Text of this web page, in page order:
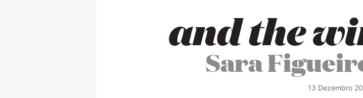
and the
Sara
13 Dezembro